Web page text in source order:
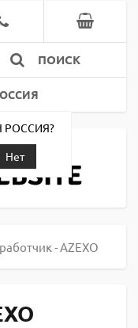
ПОИСК
РОССИЯ?
Нет
- AZEXO